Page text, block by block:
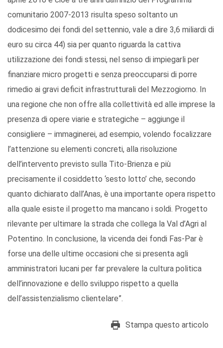
comunitario 2007-2013 risulta speso soltanto un
dodicesimo dei fondi del settennio, vale a dire 3,6 miliardi di
euro su circa 44) sia per quanto riguarda la cattiva
utilizzazione dei fondi stessi, nel senso di impiegarli per
finanziare micro progetti e senza preoccuparsi di porre
rimedio ai gravi deficit infrastrutturali del Mezzogiorno. In
una regione che non offre alla collettività ed alle imprese la
presenza di opere viarie e strategiche – aggiunge il
consigliere – immaginerei, ad esempio, volendo focalizzare
l’attenzione su elementi concreti, alla risoluzione
dell’intervento previsto sulla Tito-Brienza e più
precisamente il cosiddetto ‘sesto lotto’ che, secondo
quanto dichiarato dall’Anas, è una importante opera rispetto
alla quale esiste il progetto ma mancano i soldi. Progetto
rilevante per ultimare la strada che collega la Val d’Agri al
Potentino. In conclusione, la vicenda dei fondi Fas-Par è
forse una delle ultime occasioni che si presenta agli
amministratori lucani per far prevalere la cultura politica
dell’innovazione e dello sviluppo rispetto a quella
dell’assistenzialismo clientelare”.
Stampa questo articolo